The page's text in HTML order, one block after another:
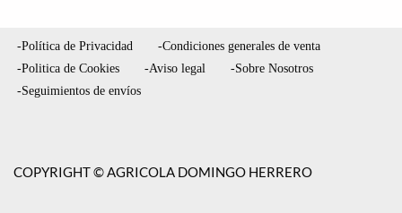
-Política de Privacidad
-Condiciones generales de venta
-Politica de Cookies
-Aviso legal
-Sobre Nosotros
-Seguimientos de envíos
COPYRIGHT © AGRICOLA DOMINGO HERRERO